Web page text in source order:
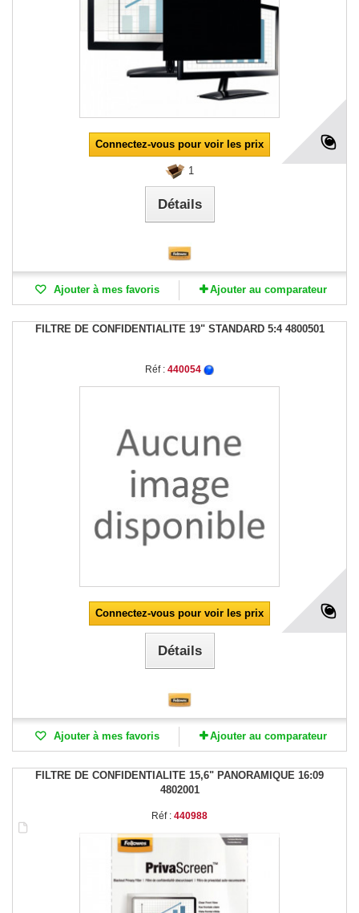
Connectez-vous pour voir les prix
1
Détails
Ajouter à mes favoris Ajouter au comparateur
FILTRE DE CONFIDENTIALITE 19" STANDARD 5:4 4800501
Réf : 440054
Connectez-vous pour voir les prix
Détails
Ajouter à mes favoris Ajouter au comparateur
FILTRE DE CONFIDENTIALITE 15,6" PANORAMIQUE 16:09
4802001
Réf : 440988